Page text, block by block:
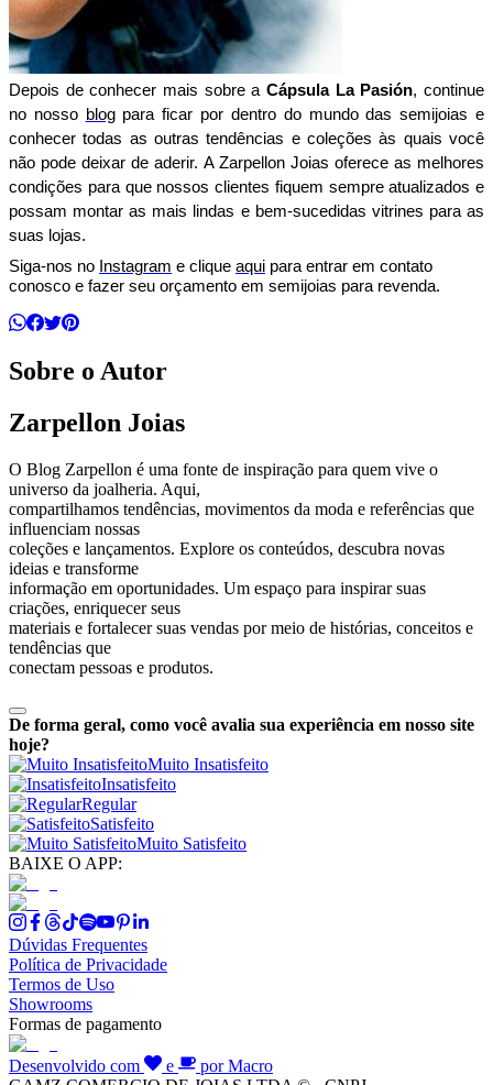
Depois de conhecer mais sobre a Cápsula La Pasión, continue
no nosso blog para ficar por dentro do mundo das semijoias e
conhecer todas as outras tendências e coleções às quais você
não pode deixar de aderir. A Zarpellon Joias oferece as melhores
condições para que nossos clientes fiquem sempre atualizados e
possam montar as mais lindas e bem-sucedidas vitrines para as
suas lojas.
Siga-nos no Instagram e clique aqui para entrar em contato
conosco e fazer seu orçamento em semijoias para revenda.
Sobre o Autor
Zarpellon Joias
O Blog Zarpellon é uma fonte de inspiração para quem vive o
universo da joalheria. Aqui,
compartilhamos tendências, movimentos da moda e referências que
influenciam nossas
coleções e lançamentos. Explore os conteúdos, descubra novas
ideias e transforme
informação em oportunidades. Um espaço para inspirar suas
criações, enriquecer seus
materiais e fortalecer suas vendas por meio de histórias, conceitos e
tendências que
conectam pessoas e produtos.
De forma geral, como você avalia sua experiência em nosso site
hoje?
Muito Insatisfeito
Insatisfeito
Regular
Satisfeito
Muito Satisfeito
BAIXE O APP:
Dúvidas Frequentes
Política de Privacidade
Termos de Uso
Showrooms
Formas de pagamento
Desenvolvido com e
por Macro